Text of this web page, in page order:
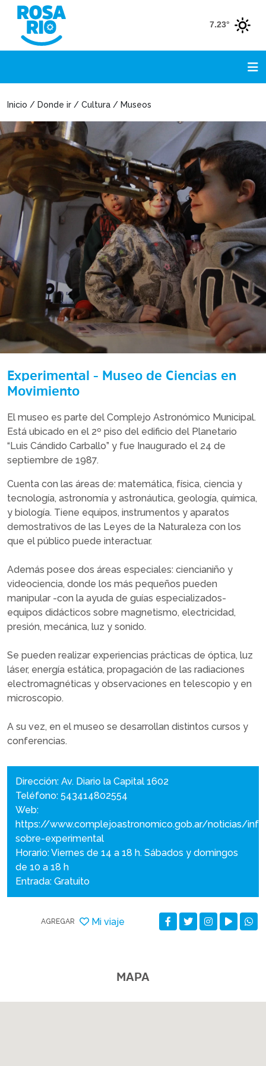
7.23°
Inicio / Donde ir / Cultura / Museos
Experimental - Museo de Ciencias en
Movimiento
El museo es parte del Complejo Astronómico Municipal.
Está ubicado en el 2º piso del edificio del Planetario
“Luis Cándido Carballo” y fue Inaugurado el 24 de
septiembre de 1987.
Cuenta con las áreas de: matemática, física, ciencia y
tecnología, astronomía y astronáutica, geología, química,
y biología. Tiene equipos, instrumentos y aparatos
demostrativos de las Leyes de la Naturaleza con los
que el público puede interactuar.
Además posee dos áreas especiales: ciencianiño y
videociencia, donde los más pequeños pueden
manipular -con la ayuda de guías especializados-
equipos didácticos sobre magnetismo, electricidad,
presión, mecánica, luz y sonido.
Se pueden realizar experiencias prácticas de óptica, luz
láser, energía estática, propagación de las radiaciones
electromagnéticas y observaciones en telescopio y en
microscopio.
A su vez, en el museo se desarrollan distintos cursos y
conferencias.
Dirección: Av. Diario la Capital 1602
Teléfono: 543414802554
Web:
https://www.complejoastronomico.gob.ar/noticias/
sobre-experimental
Horario: Viernes de 14 a 18 h. Sábados y domingos
de 10 a 18 h
Entrada: Gratuito
AGREGAR Mi viaje
MAPA